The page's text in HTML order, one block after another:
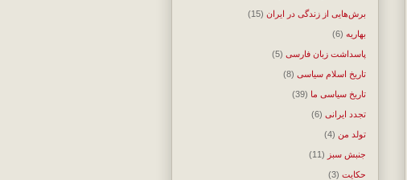
برش‌هایی از زندگی در ایران (15)
بهاریه (6)
پاسداشت زبان فارسی (5)
تاریخ اسلام سیاسی (8)
تاریخ سیاسی ما (39)
تجدد ایرانی (6)
تولد من (4)
جنبش سبز (11)
حکایت (3)